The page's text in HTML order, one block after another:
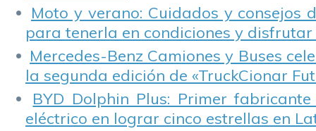
Moto y verano: Cuidados y consejos
para tenerla en condiciones y disfrutar
Mercedes-Benz Camiones y Buses
la segunda edición de «TruckCionar
BYD Dolphin Plus: Primer
eléctrico en lograr cinco estrellas en